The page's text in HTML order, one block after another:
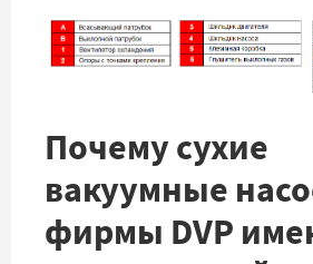
Почему сухие
вакуумные
фирмы DVP